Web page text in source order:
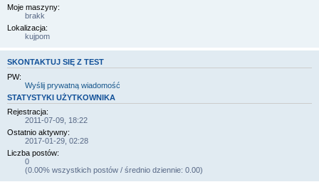
Moje maszyny:
brakk
Lokalizacja:
kujpom
SKONTAKTUJ SIĘ Z TEST
PW:
Wyślij prywatną wiadomość
STATYSTYKI UŻYTKOWNIKA
Rejestracja:
2011-07-09, 18:22
Ostatnio aktywny:
2017-01-29, 02:28
Liczba postów:
0
(0.00% wszystkich postów / średnio dziennie: 0.00)